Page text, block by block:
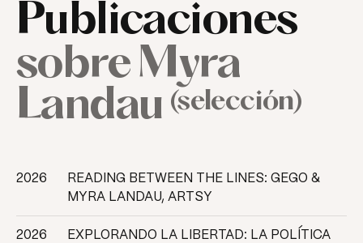
Publicaciones
sobre Myra
Landau (selección)
2026
READING BETWEEN THE LINES: GEGO &
MYRA LANDAU, ARTSY
2026
EXPLORANDO LA LIBERTAD: LA POLÍTICA